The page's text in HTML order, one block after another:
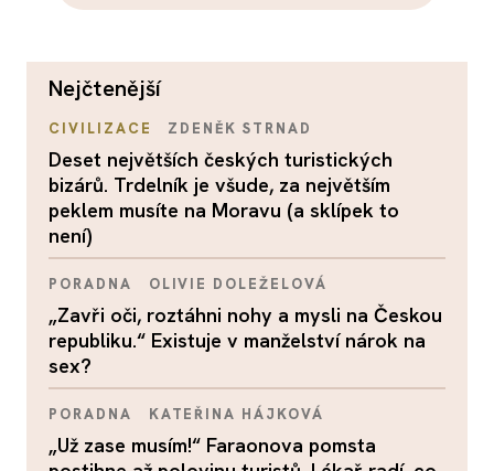
nejčtenější
CIVILIZACE ZDENĚK STRNAD
Deset největších českých turistických
bizárů. Trdelník je všude, za největším
peklem musíte na Moravu (a sklípek to
není)
PORADNA OLIVIE DOLEŽELOVÁ
„Zavři oči, roztáhni nohy a mysli na Českou
republiku.“ Existuje v manželství nárok na
sex?
PORADNA KATEŘINA HÁJKOVÁ
„Už zase musím!“ Faraonova pomsta